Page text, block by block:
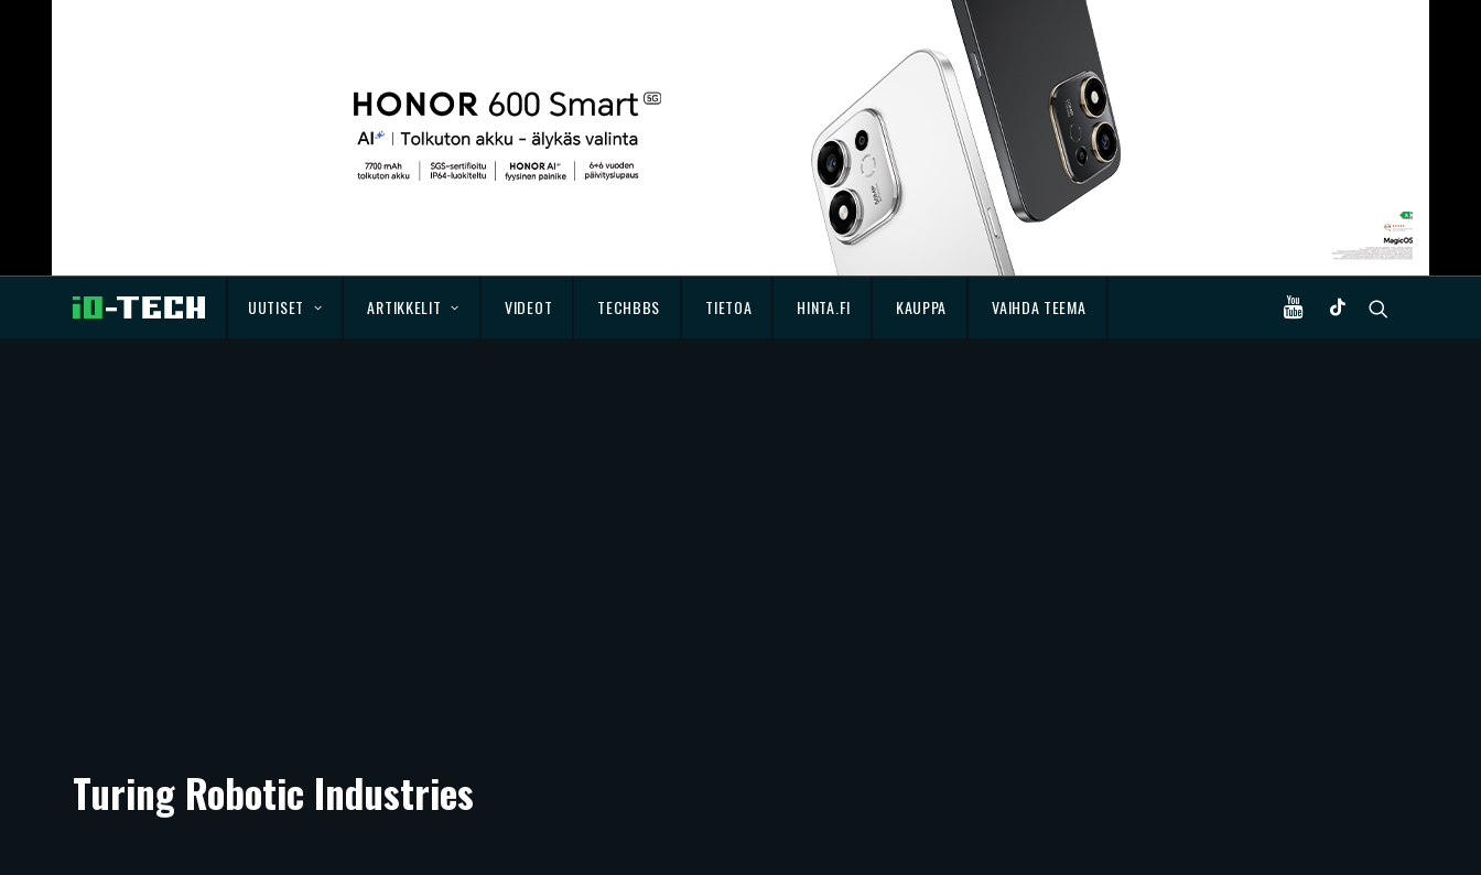
UUTISET ARTIKKELIT VIDEOT TECHBBS TIETOA HINTA.FI KAUPPA VAIHDA TEEMA
Turing Robotic Industries